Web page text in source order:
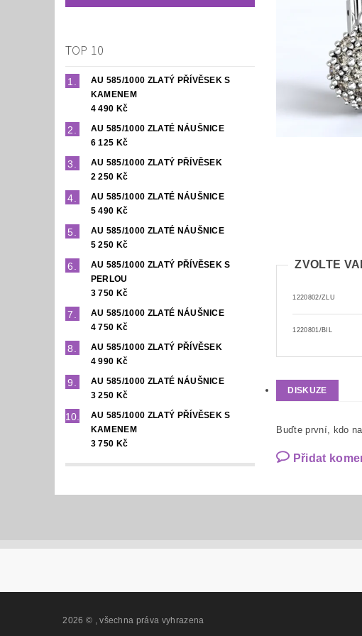
TOP 10
AU 585/1000 ZLATÝ PŘÍVĚSEK S
KAMENEM
4 490 Kč
AU 585/1000 ZLATÉ NÁUŠNICE
6 125 Kč
AU 585/1000 ZLATÝ PŘÍVĚSEK
2 250 Kč
AU 585/1000 ZLATÉ NÁUŠNICE
5 490 Kč
AU 585/1000 ZLATÉ NÁUŠNICE
5 250 Kč
AU 585/1000 ZLATÝ PŘÍVĚSEK S
PERLOU
3 750 Kč
AU 585/1000 ZLATÉ NÁUŠNICE
4 750 Kč
AU 585/1000 ZLATÝ PŘÍVĚSEK
4 990 Kč
AU 585/1000 ZLATÉ NÁUŠNICE
3 250 Kč
AU 585/1000 ZLATÝ PŘÍVĚSEK S
KAMENEM
3 750 Kč
ZVOLTE
1220802/ZLU
1220801/BIL
DISKUZE
Buďte první, kdo
Přidat
2026 © , všechna práva vyhrazena